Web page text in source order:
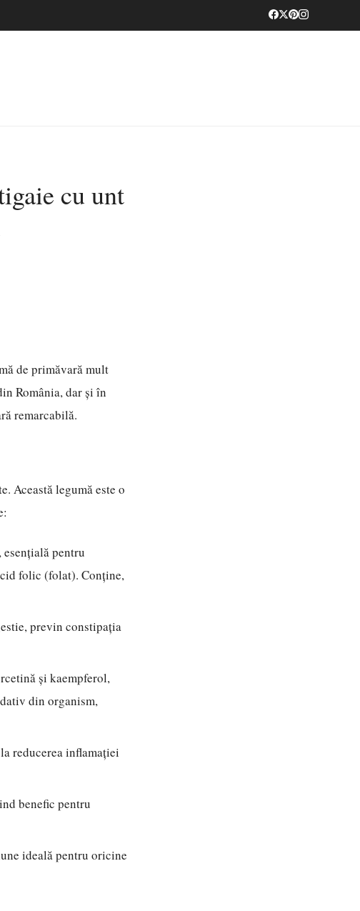
cu unt
de primăvară mult
România, dar și în
remarcabilă.
Această legumă este o
pentru
folic (folat). Conține,
previn constipația
și kaempferol,
din organism,
reducerea inflamației
benefic pentru
ideală pentru oricine